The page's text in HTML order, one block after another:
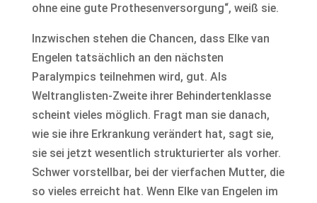
ohne eine gute Prothesenversorgung“, weiß sie.
Inzwischen stehen die Chancen, dass Elke van
Engelen tatsächlich an den nächsten
Paralympics teilnehmen wird, gut. Als
Weltranglisten-Zweite ihrer Behindertenklasse
scheint vieles möglich. Fragt man sie danach,
wie sie ihre Erkrankung verändert hat, sagt sie,
sie sei jetzt wesentlich strukturierter als vorher.
Schwer vorstellbar, bei der vierfachen Mutter, die
so vieles erreicht hat. Wenn Elke van Engelen im